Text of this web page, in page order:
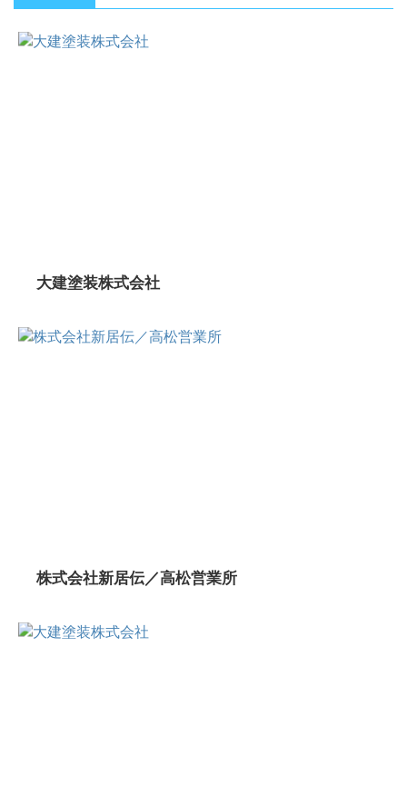
大建塗装株式会社
株式会社新居伝／高松営業所